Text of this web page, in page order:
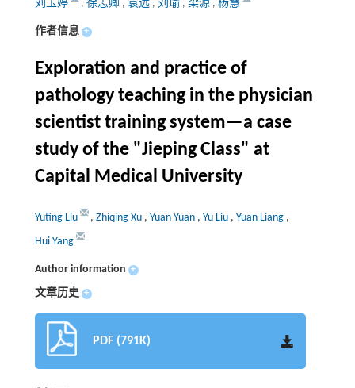
刘玉婷 , 徐志卿 , 袁远 , 刘瑜 , 梁源 , 杨慧
作者信息 +
Exploration and practice of
pathology teaching in the physician
scientist training system—a case
study of the "Jieping Class" at
Capital Medical University
Yuting Liu , Zhiqing Xu , Yuan Yuan , Yu Liu , Yuan Liang ,
Hui Yang
Author information +
文章历史 +
PDF (791K)